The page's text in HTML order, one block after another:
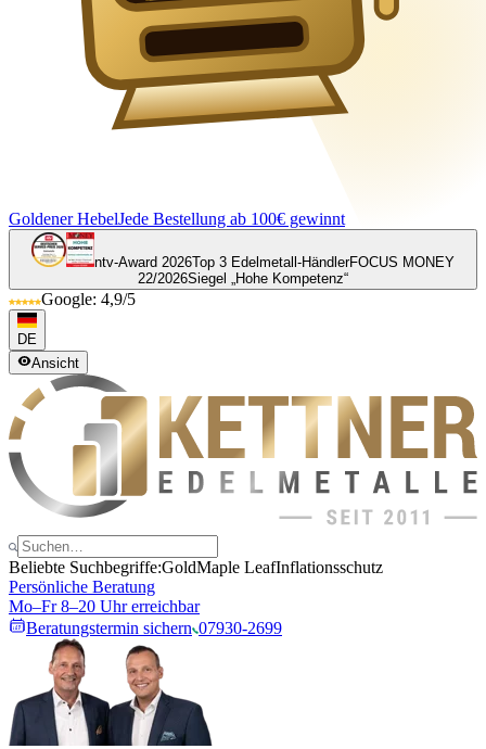
Goldener HebelJede Bestellung ab 100€ gewinnt
ntv-Award 2026Top 3 Edelmetall-HändlerFOCUS MONEY
22/2026Siegel „Hohe Kompetenz“
Google: 4,9/5
DE
Ansicht
Beliebte Suchbegriffe:GoldMaple LeafInflationsschutz
Persönliche Beratung
Mo–Fr 8–20 Uhr erreichbar
Beratungstermin sichern 07930-2699